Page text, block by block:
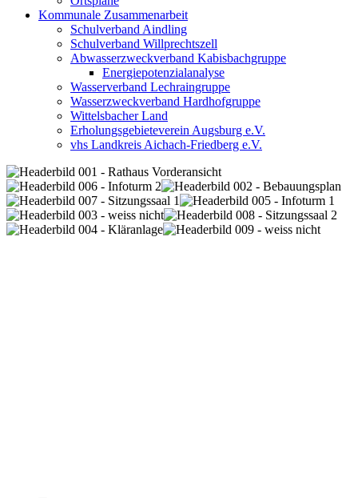
Kommunale Zusammenarbeit
Schulverband Aindling
Schulverband Willprechtszell
Abwasserzweckverband Kabisbachgruppe
Energiepotenzialanalyse
Wasserverband Lechraingruppe
Wasserzweckverband Hardhofgruppe
Wittelsbacher Land
Erholungsgebieteverein Augsburg e.V.
vhs Landkreis Aichach-Friedberg e.V.